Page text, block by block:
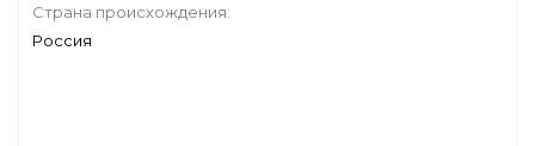
Страна происхождения:
Россия